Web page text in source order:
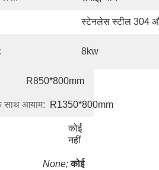
स्टेनलेस स्टील 304
8kw
R850*800mm
साथ आयाम: R1350*800mm
कोई
नहीं
None; कोई